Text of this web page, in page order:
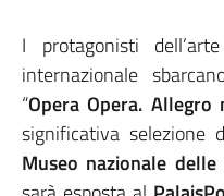
I protagonisti
internazionale
“Opera Opera.
significativa selezione
Museo nazionale